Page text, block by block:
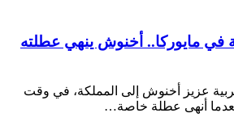
من 48 ساعة في مايوركا.. أخنوش ينهي عطلته
عزيز أخنوش إلى المملكة، في وقت
أنهى عطلة خاصة…